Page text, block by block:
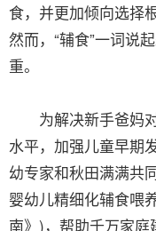
食，并更加倾向选择
然而，“辅食”一词说
重。
为解决新手爸妈对
水平，加强儿童早期
幼专家和秋田满满共
婴幼儿精细化辅食喂
南》)，帮助千万家